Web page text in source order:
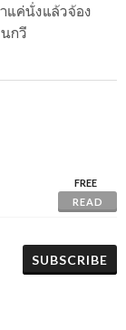
แค่นั่งแล้วจ้อง
กวี
FREE
READ
SUBSCRIBE